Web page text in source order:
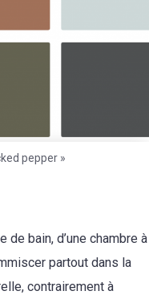
pepper »
bain, d’une chambre à
partout dans la
contrairement à